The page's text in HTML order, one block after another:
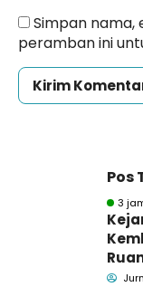
Simpan nama,
peramban ini
Pos
3